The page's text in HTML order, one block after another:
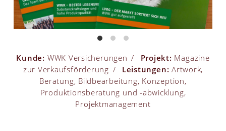
Kunde WWK Versicherungen Projekt Magazine
zur Verkaufsförderung
Leistungen Artwork,
Beratung, Bildbearbeitung, Konzeption,
Produktionsberatung und -abwicklung,
Projektmanagement